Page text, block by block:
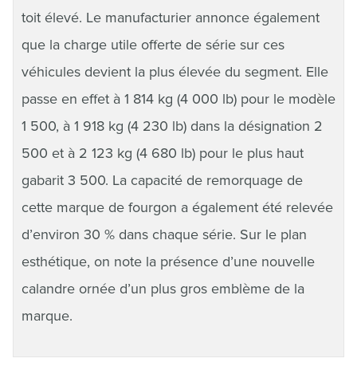
toit élevé. Le manufacturier annonce également
que la charge utile offerte de série sur ces
véhicules devient la plus élevée du segment. Elle
passe en effet à 1 814 kg (4 000 lb) pour le modèle
1 500, à 1 918 kg (4 230 lb) dans la désignation 2
500 et à 2 123 kg (4 680 lb) pour le plus haut
gabarit 3 500. La capacité de remorquage de
cette marque de fourgon a également été relevée
d’environ 30 % dans chaque série. Sur le plan
esthétique, on note la présence d’une nouvelle
calandre ornée d’un plus gros emblème de la
marque.